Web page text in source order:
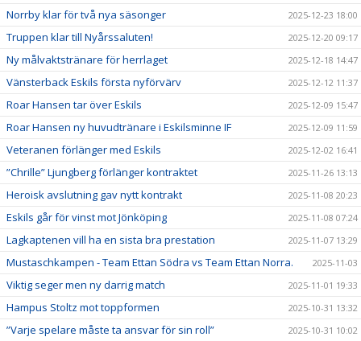
Norrby klar för två nya säsonger 2025-12-23 18:00
Truppen klar till Nyårssaluten! 2025-12-20 09:17
Ny målvaktstränare för herrlaget 2025-12-18 14:47
Vänsterback Eskils första nyförvärv 2025-12-12 11:37
Roar Hansen tar över Eskils 2025-12-09 15:47
Roar Hansen ny huvudtränare i Eskilsminne IF 2025-12-09 11:59
Veteranen förlänger med Eskils 2025-12-02 16:41
”Chrille” Ljungberg förlänger kontraktet 2025-11-26 13:13
Heroisk avslutning gav nytt kontrakt 2025-11-08 20:23
Eskils går för vinst mot Jönköping 2025-11-08 07:24
Lagkaptenen vill ha en sista bra prestation 2025-11-07 13:29
Mustaschkampen - Team Ettan Södra vs Team Ettan Norra. 2025-11-03
Viktig seger men ny darrig match 2025-11-01 19:33
Hampus Stoltz mot toppformen 2025-10-31 13:32
”Varje spelare måste ta ansvar för sin roll” 2025-10-31 10:02